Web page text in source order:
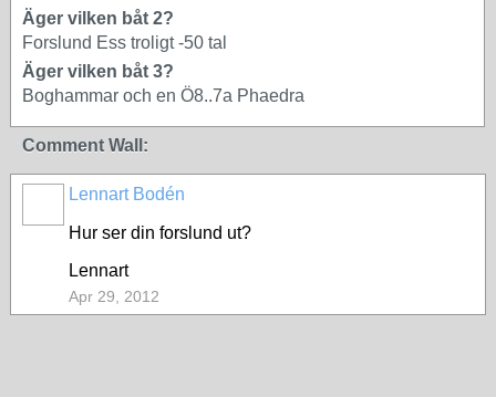
Äger vilken båt 2?
Forslund Ess troligt -50 tal
Äger vilken båt 3?
Boghammar och en Ö8..7a Phaedra
Comment Wall:
Lennart Bodén
Hur ser din forslund ut?
Lennart
Apr 29, 2012